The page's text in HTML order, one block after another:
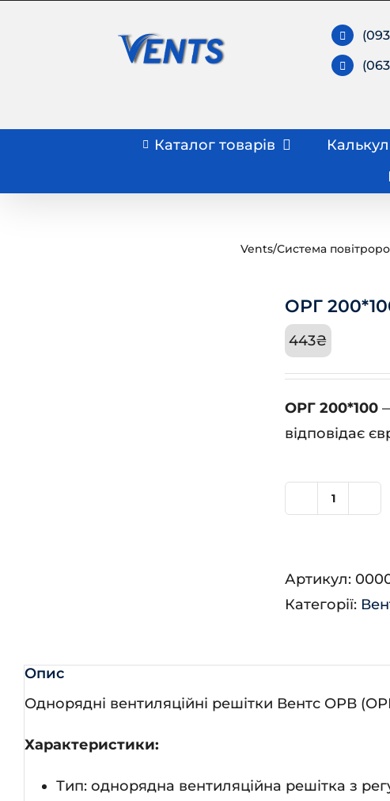
Каталог товарів
Vents/Система
ОРГ
443₴
ОРГ 200*100
відповідає
Артикул:
Категорії:
Опис
Однорядні вентиляційні решітки Вентс ОРВ
Характеристики:
Тип: однорядна вентиляційна решітка з